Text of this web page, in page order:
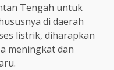
Tengah untuk
di daerah
listrik, diharapkan
meningkat dan